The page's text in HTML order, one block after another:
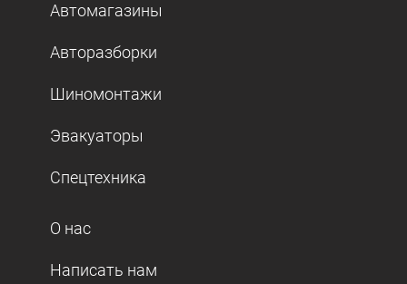
Автомагазины
Авторазборки
Шиномонтажи
Эвакуаторы
Спецтехника
О нас
Написать нам